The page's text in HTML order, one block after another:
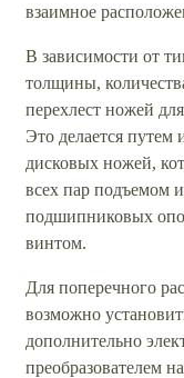
взаимное
В зависимости от
толщины,
перехлест ножей
Это делается путем
дисковых ножей,
всех пар подъемом
подшипниковых
винтом.
Для поперечного
возможно
дополнительно
преобразователем